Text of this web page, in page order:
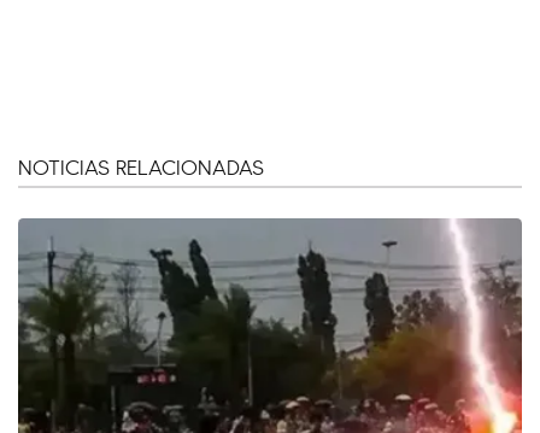
NOTICIAS RELACIONADAS